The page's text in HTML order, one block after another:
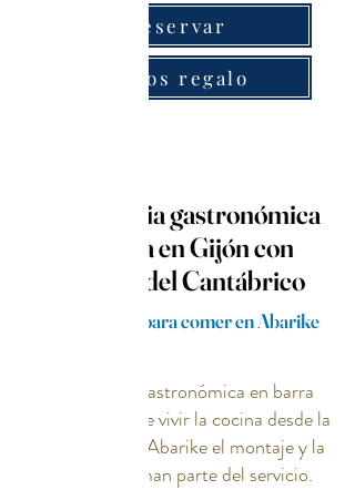
Reservar
Bonos regalo
Experiencia gastronómica
en barra en Gijón con
marisco del Cantábrico
Viajar a Gijón para comer en Abarike
La experiencia gastronómica en barra
en Gijón permite vivir la cocina desde la
proximidad. En Abarike el montaje y la
explicación forman parte del servicio.